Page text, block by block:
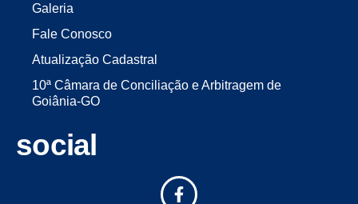
Galeria
Fale Conosco
Atualização Cadastral
10ª Câmara de Conciliação e Arbitragem de
Goiânia-GO
social